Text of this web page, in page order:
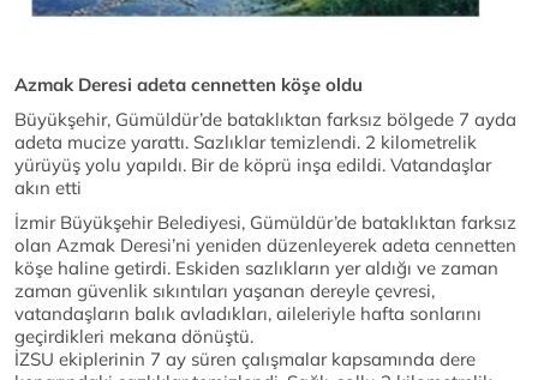
Azmak Deresi adeta cennetten köşe oldu
Büyükşehir, Gümüldür’de bataklıktan farksız bölgede 7 ayda
adeta mucize yarattı. Sazlıklar temizlendi. 2 kilometrelik
yürüyüş yolu yapıldı. Bir de köprü inşa edildi. Vatandaşlar
akın etti
İzmir Büyükşehir Belediyesi, Gümüldür’de bataklıktan farksız
olan Azmak Deresi’ni yeniden düzenleyerek adeta cennetten
köşe haline getirdi. Eskiden sazlıkların yer aldığı ve zaman
zaman güvenlik sıkıntıları yaşanan dereyle çevresi,
vatandaşların balık avladıkları, aileleriyle hafta sonlarını
geçirdikleri mekana dönüştü.
İZSU ekiplerinin 7 ay süren çalışmalar kapsamında dere